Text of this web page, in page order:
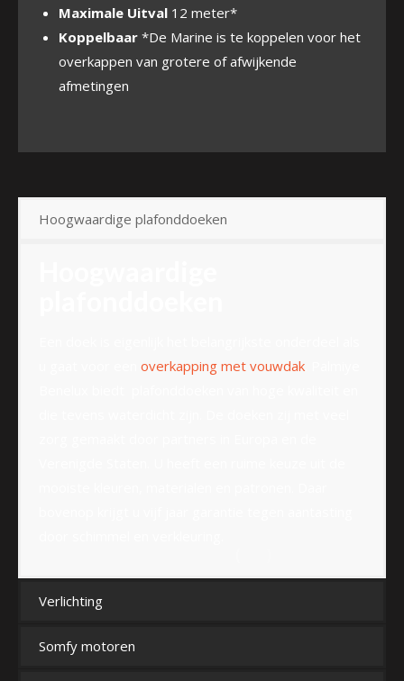
Maximale Uitval 12 meter*
Koppelbaar *De Marine is te koppelen voor het
overkappen van grotere of afwijkende
afmetingen
Hoogwaardige plafonddoeken
overkapping met vouwdak
Verlichting
Somfy motoren